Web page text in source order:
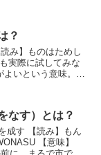
？
いという意味。
なす）とは？
【意味】